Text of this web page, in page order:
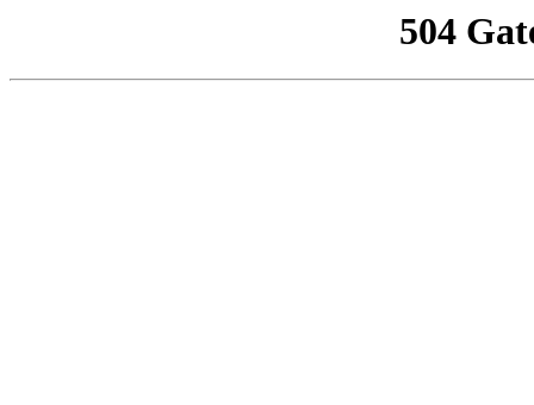
504